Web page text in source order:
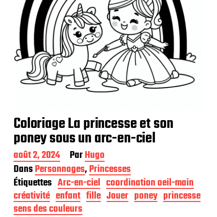
Coloriage La princesse et son
poney sous un arc-en-ciel
D
a
t
e
d
e
p
août 2, 2024 ParHugo
DansPersonnages,Princesses
Étiquettes Arc-en-ciel coordination oeil-main
créativité enfant fille Jouer poney princesse
sens des couleurs